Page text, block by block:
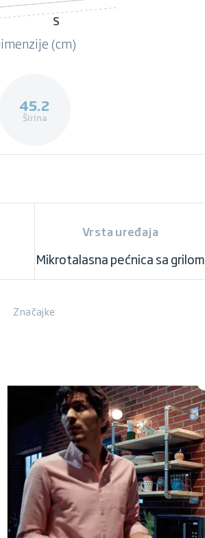
S
(cm)
45.2
Širina
Vrsta uređaja
Mikrotalasna pećnica sa grilom
Značajke